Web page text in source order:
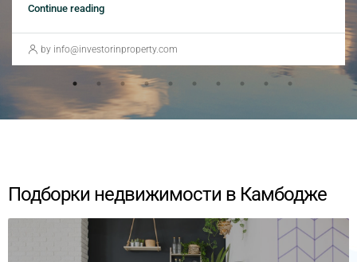
Continue reading
by info@investorinproperty.com
Подборки недвижимости в Камбодже